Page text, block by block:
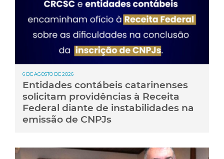
6 DE AGOSTO DE 2026
Entidades contábeis catarinenses
solicitam providências à Receita
Federal diante de instabilidades na
emissão de CNPJs